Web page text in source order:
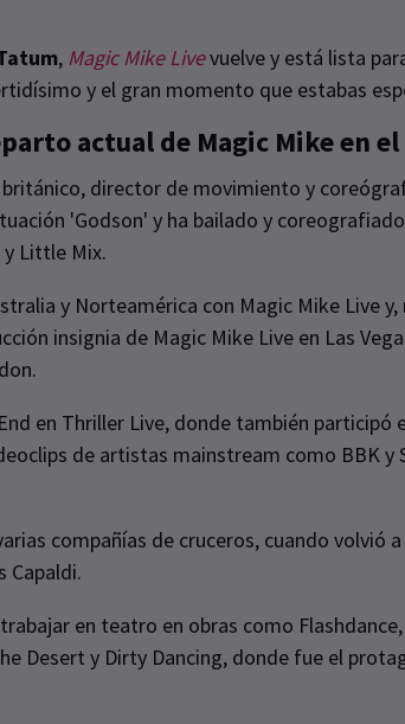
, Magic Mike Livevuelve y está lista
y el gran momento que estabas
actual de Magic Mike en el
británico, director de movimiento y
'Godson' y ha bailado y
y Little Mix.
y Norteamérica con Magic Mike Live
insignia de Magic Mike Live en Las
en Thriller Live, donde también participó
de artistas mainstream como BBK y
compañías de cruceros, cuando volvió
Capaldi.
en teatro en obras como Flashdance,
Desert y Dirty Dancing, donde fue el